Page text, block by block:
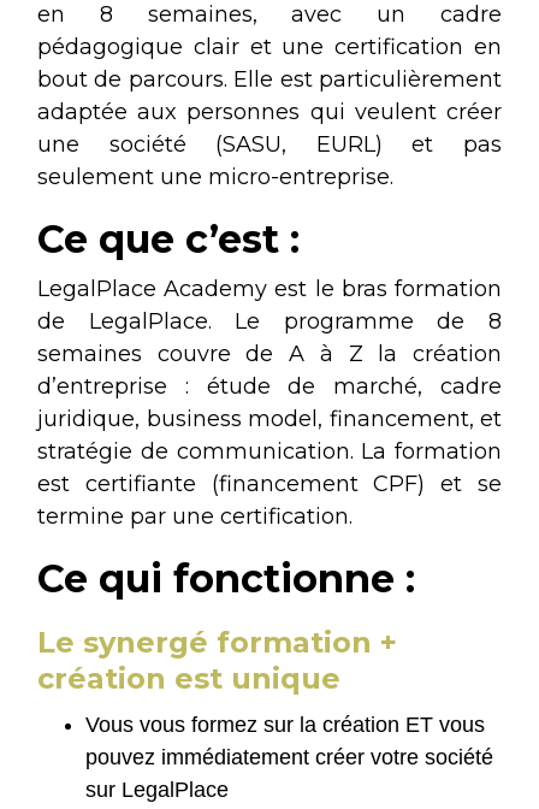
en 8 semaines, avec un cadre
pédagogique clair et une certification en
bout de parcours. Elle est particulièrement
adaptée aux personnes qui veulent créer
une société (SASU, EURL) et pas
seulement une micro-entreprise.
Ce que c’est :
LegalPlace Academy est le bras formation
de LegalPlace. Le programme de 8
semaines couvre de A à Z la création
d’entreprise : étude de marché, cadre
juridique, business model, financement, et
stratégie de communication. La formation
est certifiante (financement CPF) et se
termine par une certification.
Ce qui fonctionne :
Le synergé formation +
création est unique
Vous vous formez sur la création ET vous
pouvez immédiatement créer votre société
sur LegalPlace